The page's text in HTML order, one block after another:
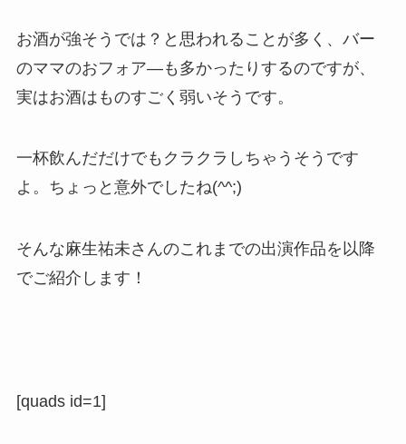
お酒が強そうでは？と思われることが多く、バー
のママのおフォア―も多かったりするのですが、
実はお酒はものすごく弱いそうです。
一杯飲んだだけでもクラクラしちゃうそうです
よ。ちょっと意外でしたね(^^;)
そんな麻生祐未さんのこれまでの出演作品を以降
でご紹介します！
[quads id=1]